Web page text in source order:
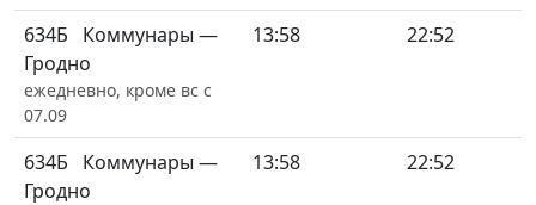
634Б
Коммунары —
Гродно
ежедневно, кроме вс с
07.09
13:58 22:52
634Б
Коммунары —
Гродно
13:58 22:52